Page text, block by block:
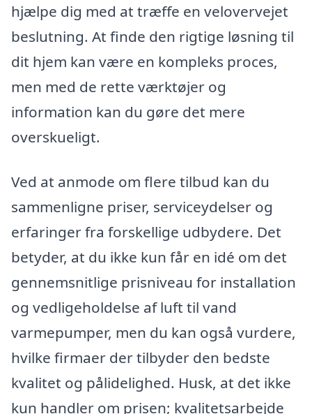
hjælpe dig med at træffe en velovervejet
beslutning. At finde den rigtige løsning til
dit hjem kan være en kompleks proces,
men med de rette værktøjer og
information kan du gøre det mere
overskueligt.
Ved at anmode om flere tilbud kan du
sammenligne priser, serviceydelser og
erfaringer fra forskellige udbydere. Det
betyder, at du ikke kun får en idé om det
gennemsnitlige prisniveau for installation
og vedligeholdelse af luft til vand
varmepumper, men du kan også vurdere,
hvilke firmaer der tilbyder den bedste
kvalitet og pålidelighed. Husk, at det ikke
kun handler om prisen; kvalitetsarbejde